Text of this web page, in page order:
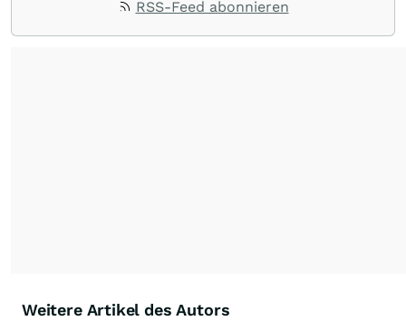
Redaktion verantwortlich. Die Fachjournalisten
RSS-Feed abonnieren
Weitere Artikel des Autors